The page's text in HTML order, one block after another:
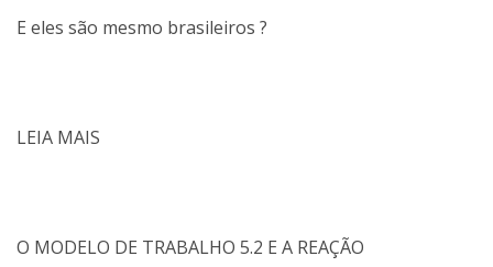
E eles são mesmo brasileiros ?
LEIA MAIS
O MODELO DE TRABALHO 5.2 E A REAÇÃO